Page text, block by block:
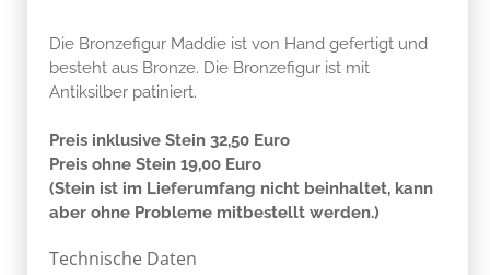
Die Bronzefigur Maddie ist von Hand gefertigt und
besteht aus Bronze. Die Bronzefigur ist mit
Antiksilber patiniert.
Preis inklusive Stein 32,50 Euro
Preis ohne Stein 19,00 Euro
(Stein ist im Lieferumfang nicht beinhaltet, kann
aber ohne Probleme mitbestellt werden.)
Technische Daten